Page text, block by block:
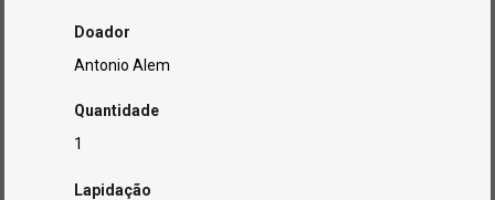
Doador
Antonio Alem
Quantidade
1
Lapidação